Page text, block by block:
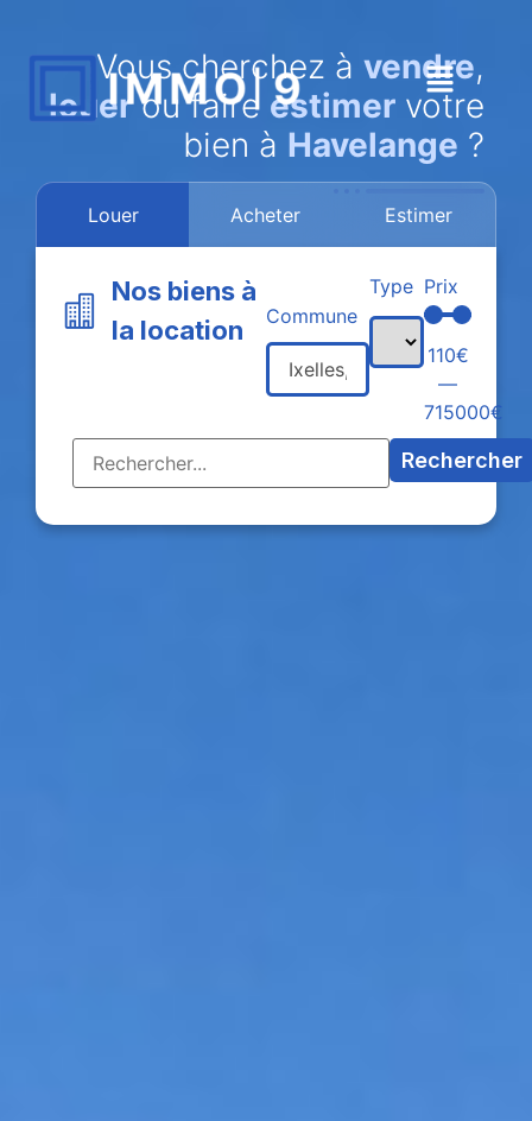
Vous cherchez à vendre,
louerou faire estimer votre
bien à Havelange ?
Louer Acheter Estimer
Nos biens à
la location
Prix
110€
—
715000€
Type
Commune
Rechercher